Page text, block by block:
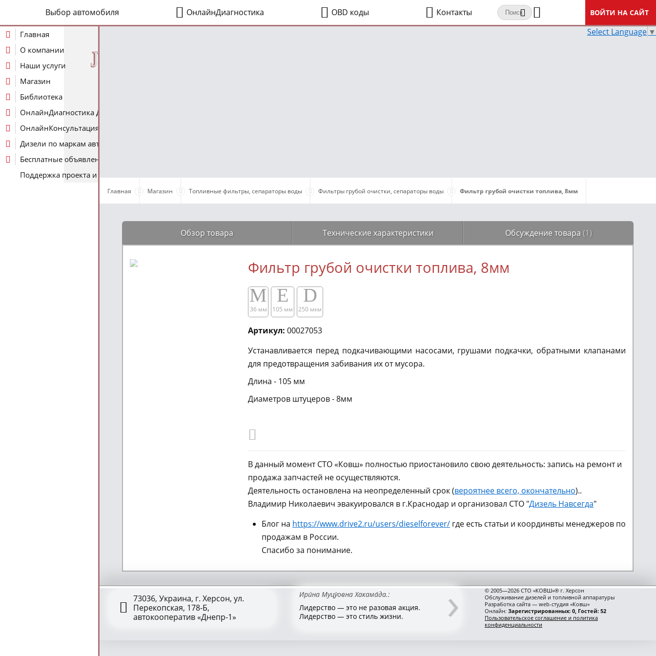
Выбор автомобиля ОнлайнДиагностика OBD коды Контакты ВОЙТИ НА САЙТ
J
Главная
О компании
Наши услуги
Магазин
Библиотека
ОнлайнДиагностика Дизеля
ОнлайнКонсультация по Дизелю
Дизели по маркам авто
Бесплатные объявления
Поддержка проекта и оплата услуг
Select Language ▼
Главная Магазин Топливные фильтры, сепараторы воды Фильтры грубой очистки, сепараторы воды Фильтр грубой очистки топлива, 8мм
Обзор товара Технические характеристики Обсуждение товара (1)
Фильтр грубой очистки топлива, 8мм
M
36 мм
E
105 мм
D
250 мкм
Артикул: 00027053
Устанавливается перед подкачивающими насосами, грушами подкачки, обратными клапанами
для предотвращения забивания их от мусора.
Длина - 105 мм
Диаметров штуцеров - 8мм
В данный момент СТО «Ковш» полностью приостановило свою деятельность: запись на ремонт и
продажа запчастей не осуществляются.
Деятельность остановлена на неопределенный срок (вероятнее всего, окончательно)..
Владимир Николаевич эвакуировался в г.Краснодар и организовал СТО "Дизель Навсегда"
Блог на https://www.drive2.ru/users/dieselforever/ где есть статьи и координвты менеджеров по
продажам в России.
Спасибо за понимание.
73036, Украина, г. Херсон, ул.
Перекопская, 178-Б,
автокооператив «Днепр-1»
Ири́на Муцу́овна Хакама́да.:
Лидерство — это не разовая акция.
Лидерство — это стиль жизни.
›
© 2005—2026 СТО «КОВШ»® г. Херсон
Обслуживание дизелей и топливной аппаратуры
Разработка сайта — web-студия «Ковш»
Онлайн: Зарегистрированных: 0, Гостей: 52
Пользовательское соглашение и политика
конфиденциальности